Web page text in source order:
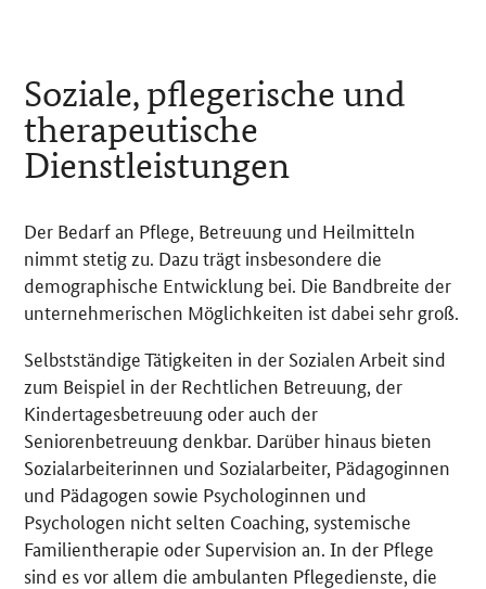
Soziale, pflegerische und
therapeutische
Dienstleistungen
Der Bedarf an Pflege, Betreuung und Heilmitteln
nimmt stetig zu. Dazu trägt insbesondere die
demographische Entwicklung bei. Die Bandbreite der
unternehmerischen Möglichkeiten ist dabei sehr groß.
Selbstständige Tätigkeiten in der Sozialen Arbeit sind
zum Beispiel in der Rechtlichen Betreuung, der
Kindertagesbetreuung oder auch der
Seniorenbetreuung denkbar. Darüber hinaus bieten
Sozialarbeiterinnen und Sozialarbeiter, Pädagoginnen
und Pädagogen sowie Psychologinnen und
Psychologen nicht selten Coaching, systemische
Familientherapie oder Supervision an. In der Pflege
sind es vor allem die ambulanten Pflegedienste, die